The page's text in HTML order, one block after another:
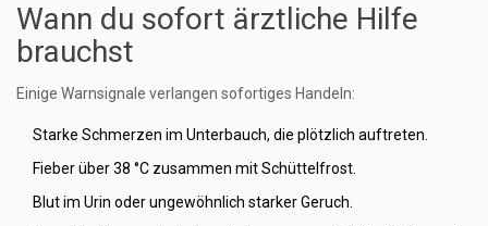
Wann du sofort ärztliche Hilfe
brauchst
Einige Warnsignale verlangen sofortiges Handeln:
Starke Schmerzen im Unterbauch, die plötzlich auftreten.
Fieber über 38 °C zusammen mit Schüttelfrost.
Blut im Urin oder ungewöhnlich starker Geruch.